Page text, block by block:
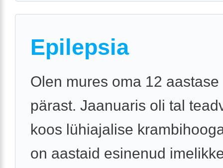
Epilepsia
Olen mures oma 12 aastase
pärast. Jaanuaris oli tal
koos lühiajalise
on aastaid esinenud